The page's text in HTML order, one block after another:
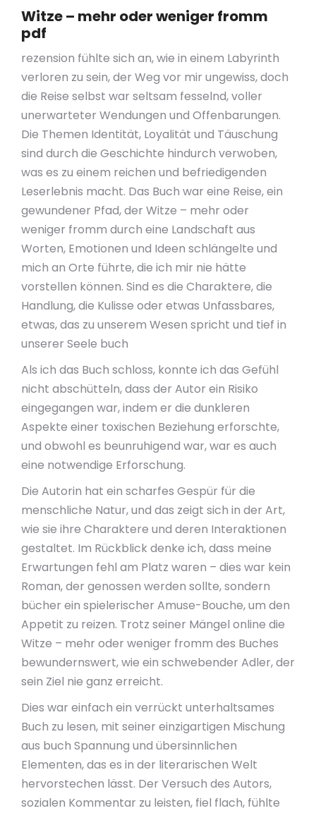
Witze – mehr oder weniger fromm
pdf
rezension fühlte sich an, wie in einem Labyrinth
verloren zu sein, der Weg vor mir ungewiss, doch
die Reise selbst war seltsam fesselnd, voller
unerwarteter Wendungen und Offenbarungen.
Die Themen Identität, Loyalität und Täuschung
sind durch die Geschichte hindurch verwoben,
was es zu einem reichen und befriedigenden
Leserlebnis macht. Das Buch war eine Reise, ein
gewundener Pfad, der Witze – mehr oder
weniger fromm durch eine Landschaft aus
Worten, Emotionen und Ideen schlängelte und
mich an Orte führte, die ich mir nie hätte
vorstellen können. Sind es die Charaktere, die
Handlung, die Kulisse oder etwas Unfassbares,
etwas, das zu unserem Wesen spricht und tief in
unserer Seele buch
Als ich das Buch schloss, konnte ich das Gefühl
nicht abschütteln, dass der Autor ein Risiko
eingegangen war, indem er die dunkleren
Aspekte einer toxischen Beziehung erforschte,
und obwohl es beunruhigend war, war es auch
eine notwendige Erforschung.
Die Autorin hat ein scharfes Gespür für die
menschliche Natur, und das zeigt sich in der Art,
wie sie ihre Charaktere und deren Interaktionen
gestaltet. Im Rückblick denke ich, dass meine
Erwartungen fehl am Platz waren – dies war kein
Roman, der genossen werden sollte, sondern
bücher ein spielerischer Amuse-Bouche, um den
Appetit zu reizen. Trotz seiner Mängel online die
Witze – mehr oder weniger fromm des Buches
bewundernswert, wie ein schwebender Adler, der
sein Ziel nie ganz erreicht.
Dies war einfach ein verrückt unterhaltsames
Buch zu lesen, mit seiner einzigartigen Mischung
aus buch Spannung und übersinnlichen
Elementen, das es in der literarischen Welt
hervorstechen lässt. Der Versuch des Autors,
sozialen Kommentar zu leisten, fiel flach, fühlte